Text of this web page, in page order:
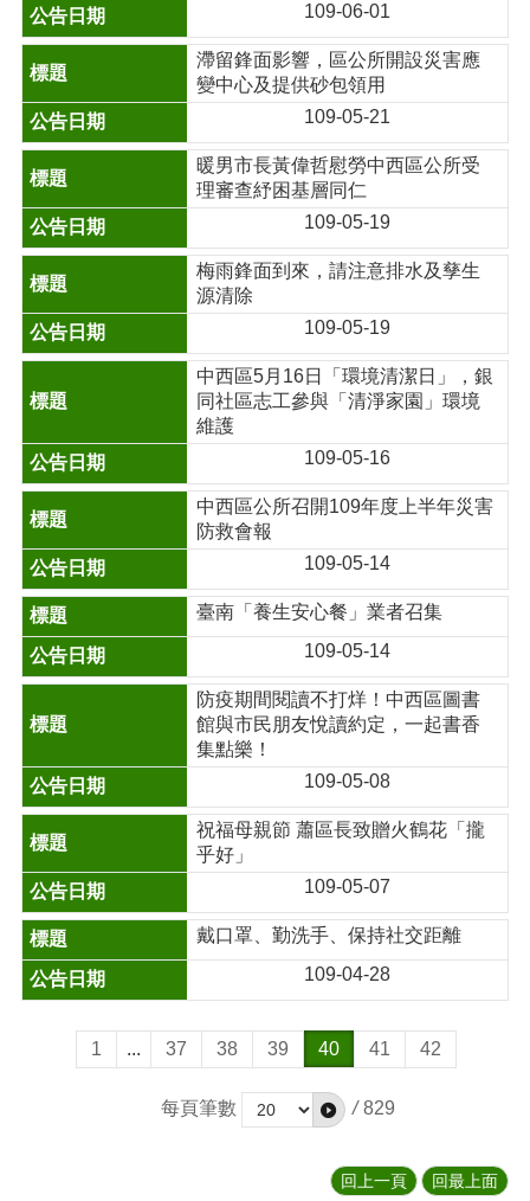
109-06-01
滯留鋒面影響，區公所開設災害應
變中心及提供砂包領用
109-05-21
暖男市長黃偉哲慰勞中西區公所受
理審查紓困基層同仁
109-05-19
梅雨鋒面到來，請注意排水及孳生
源清除
109-05-19
中西區5月16日「環境清潔日」，銀
同社區志工參與「清淨家園」環境
維護
109-05-16
中西區公所召開109年度上半年災害
防救會報
109-05-14
臺南「養生安心餐」業者召集
109-05-14
防疫期間閱讀不打烊！中西區圖書
館與市民朋友悅讀約定，一起書香
集點樂！
109-05-08
祝福母親節 蕭區長致贈火鶴花「攏
乎好」
109-05-07
戴口罩、勤洗手、保持社交距離
109-04-28
1 ... 37 38 39 40 41 42
每頁筆數 / 829
回上一頁 回最上面